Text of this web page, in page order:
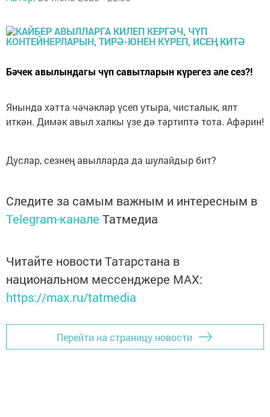
Бәчек авылындагы чүп савытларын күрегез әле сез?!
Янында хәтта чәчәкләр үсеп утыра, чисталык, ялт
иткән. Димәк авыл халкы үзе дә тәртиптә тота. Афәрин!
Дуслар, сезнең авылларда да шулайдыр бит?
Следите за самым важным и интересным в
Telegram-канале Татмедиа
Читайте новости Татарстана в
национальном мессенджере MАХ:
https://max.ru/tatmedia
Перейти на страницу новости